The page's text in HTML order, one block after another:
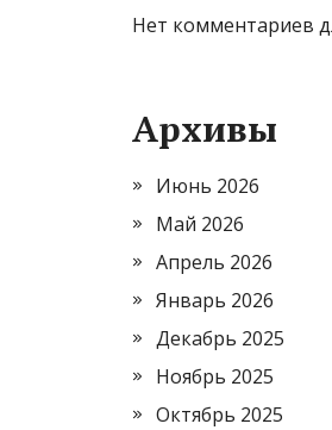
Нет комментариев
Архивы
Июнь 2026
Май 2026
Апрель 2026
Январь 2026
Декабрь 2025
Ноябрь 2025
Октябрь 2025